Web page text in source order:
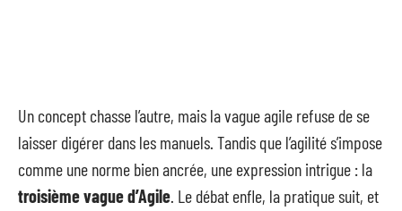
Un concept chasse l’autre, mais la vague agile refuse de se
laisser digérer dans les manuels. Tandis que l’agilité s’impose
comme une norme bien ancrée, une expression intrigue : la
troisième vague d’Agile. Le débat enfle, la pratique suit, et